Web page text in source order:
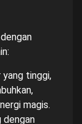
yang tinggi,
magis.
dengan